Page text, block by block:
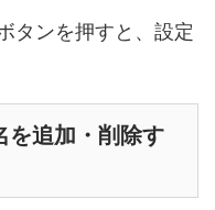
タンを押すと、設定
を追加・削除す